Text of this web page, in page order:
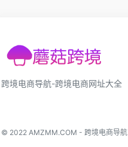
跨境电商导航-跨境电商网址大全
© 2022 AMZMM.COM - 跨境电商导航